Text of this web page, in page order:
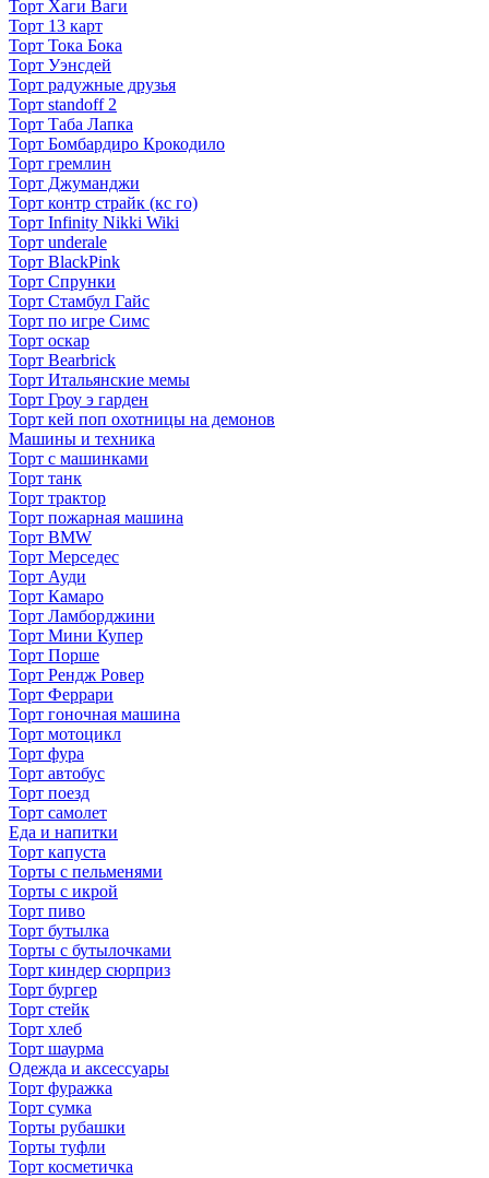
Торт Хаги Ваги
Торт 13 карт
Торт Тока Бока
Торт Уэнсдей
Торт радужные друзья
Торт standoff 2
Торт Таба Лапка
Торт Бомбардиро Крокодило
Торт гремлин
Торт Джуманджи
Торт контр страйк (кс го)
Торт Infinity Nikki Wiki
Торт underale
Торт BlackPink
Торт Спрунки
Торт Стамбул Гайс
Торт по игре Симс
Торт оскар
Торт Bearbrick
Торт Итальянские мемы
Торт Гроу э гарден
Торт кей поп охотницы на демонов
Машины и техника
Торт с машинками
Торт танк
Торт трактор
Торт пожарная машина
Торт BMW
Торт Мерседес
Торт Ауди
Торт Камаро
Торт Ламборджини
Торт Мини Купер
Торт Порше
Торт Рендж Ровер
Торт Феррари
Торт гоночная машина
Торт мотоцикл
Торт фура
Торт автобус
Торт поезд
Торт самолет
Еда и напитки
Торт капуста
Торты с пельменями
Торты с икрой
Торт пиво
Торт бутылка
Торты с бутылочками
Торт киндер сюрприз
Торт бургер
Торт стейк
Торт хлеб
Торт шаурма
Одежда и аксессуары
Торт фуражка
Торт сумка
Торты рубашки
Торты туфли
Торт косметичка